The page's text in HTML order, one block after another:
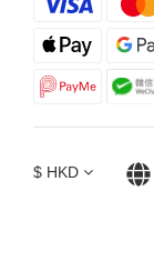
$ HKD